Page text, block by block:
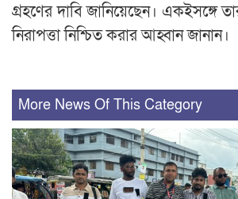
গ্রহণের দাবি জানিয়েছেন। একইসঙ্গে
নিরাপত্তা নিশ্চিত করার আহ্বান জানান।
More News Of This Category